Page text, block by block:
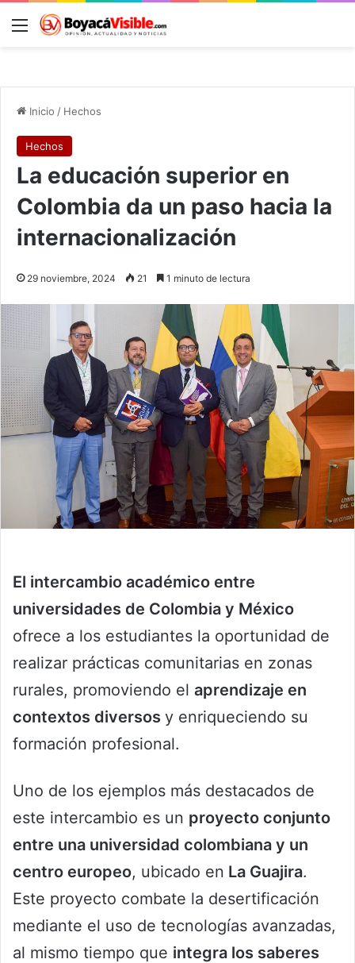
Menú
Inicio / Hechos
Hechos
La educación superior en
Colombia da un paso hacia la
internacionalización
29 noviembre, 2024 21 1 minuto de lectura
El intercambio académico entre
universidades de Colombia y México
ofrece a los estudiantes la oportunidad de
realizar prácticas comunitarias en zonas
rurales, promoviendo el aprendizaje en
contextos diversos y enriqueciendo su
formación profesional.
Uno de los ejemplos más destacados de
este intercambio es un proyecto conjunto
entre una universidad colombiana y un
centro europeo, ubicado en La Guajira.
Este proyecto combate la desertificación
mediante el uso de tecnologías avanzadas,
al mismo tiempo que integra los saberes